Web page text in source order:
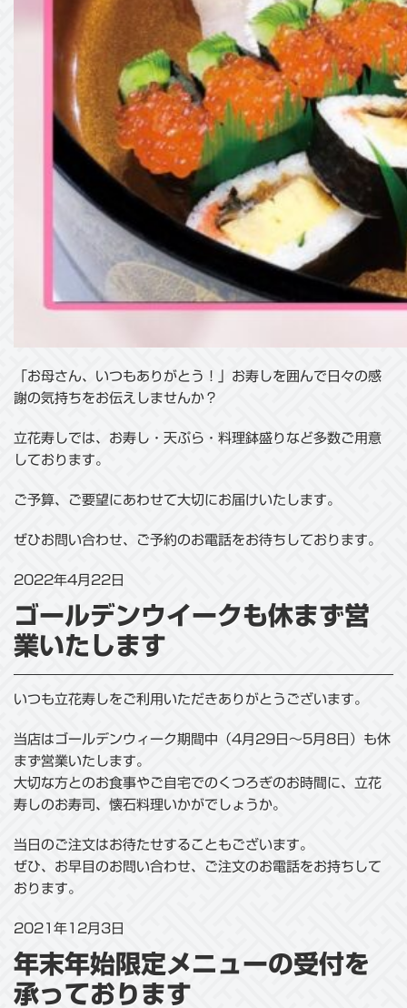
「お母さん、いつもありがとう！」お寿しを囲んで日々の感
謝の気持ちをお伝えしませんか？
立花寿しでは、お寿し・天ぷら・料理鉢盛りなど多数ご用意
しております。
ご予算、ご要望にあわせて大切にお届けいたします。
ぜひお問い合わせ、ご予約のお電話をお待ちしております。
2022年4月22日
ゴールデンウイークも休まず営
業いたします
いつも立花寿しをご利用いただきありがとうございます。
当店はゴールデンウィーク期間中（4月29日〜5月8日）も休
まず営業いたします。
大切な方とのお食事やご自宅でのくつろぎのお時間に、立花
寿しのお寿司、懐石料理いかがでしょうか。
当日のご注文はお待たせすることもございます。
ぜひ、お早目のお問い合わせ、ご注文のお電話をお持ちして
おります。
2021年12月3日
年末年始限定メニューの受付を
承っております